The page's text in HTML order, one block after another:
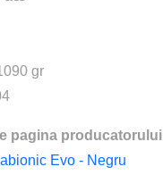
gr
pagina producatorului
Evo - Negru